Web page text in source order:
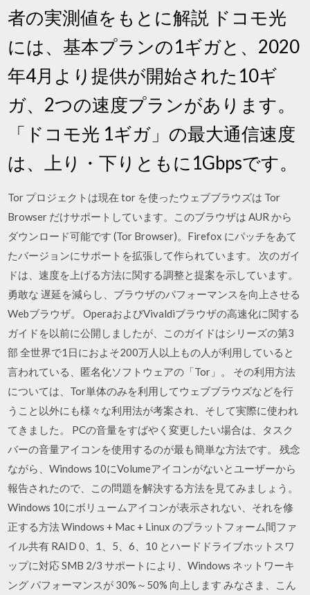
者の実測値をもとに解説 ドコモ光
には、基本プランの1ギガと、2020
年4月より提供が開始された10ギ
ガ、2つの速度プランがあります。
「ドコモ光 1ギガ」の最大通信速度
は、上り・下りともに1Gbpsです。
Tor プロジェクトは現在 tor を使ったウェブブラウズは Tor
Browser だけサポートしています。このブラウザは AUR から
ダウンロード可能です (Tor Browser)。Firefox にパッチをあて
たバージョンにサポートを拡張して作られています。 次のガイ
ドは、速度を上げる方法に関する調整と提案を示しています。
勇敢な 遅延を減らし、ブラウザのパフォーマンスを向上させる
Webブラウザ。 OperaおよびVivaldiブラウザの高速化に関する
ガイドを以前に公開しましたが、このガイドはシリーズの第3
部 全世界で1日におよそ200万人以上もの人が利用していると
言われている、匿名化ソフトウェアの「Tor」。 その利用方法
については、Tor単体のみを利用してウェブブラウズなどを行
うこと以外にも様々な利用法が考案され、そして実際に使われ
てきました。 PCの音量をすばやく変更したい場合は、タスク
バーの音量アイコンを使用するのが最も簡単な方法です。 残念
ながら、Windows 10にVolumeアイコンがないとユーザーから
報告されたので、この問題を解決する方法を見てみましょう。
Windows 10にボリュームアイコンが表示されない、それを修
正する方法 Windows + Mac + Linux のプラットフォーム間ファ
イル共有 RAID 0、1、5、6、10 とハードドライブホットスワ
ップに対応 SMB 2/3 サポートにより、Windows ネットワーキ
ング パフォーマンスが 30%～50% 向上します みなさま、こん